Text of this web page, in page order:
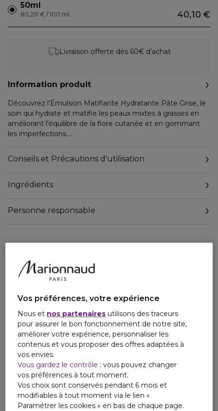
50ml
40,10 €
80,20 € / 100 ml
Livraison offerte dès 60€ d’achat
Information produit
Découvrez l'Émulsion Matifiante Hydratante Pâte Grise, le
soin qui hydrate et matifie les peaux mixtes à grasses en
améliorant l'équilibre de la flore cutanée et en gommant
les imperfections.
Enrichie en probiotique, Reine des Prés, acides glycolique
et lactique, cette émulsion contient également de la
réguler l'excès de sébum.
de ce produit aux notes vertes délicates.
* Sans ingrédients d'origine animale
Conseils et Précautions d'utilisation
Ingrédients
Personne responsable
Vos préférences, votre expérience
Nous et nos partenaires utilisons des traceurs
pour assurer le bon fonctionnement de notre site,
améliorer votre expérience, personnaliser les
contenus et vous proposer des offres adaptées à
vos envies.
Vous gardez le contrôle : vous pouvez changer
vos préférences à tout moment.
Vos choix sont conservés pendant 6 mois et
modifiables à tout moment via le lien «
Paramétrer les cookies » en bas de chaque page.